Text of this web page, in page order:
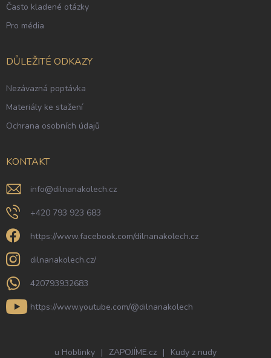
Často kladené otázky
Pro média
DŮLEŽITÉ ODKAZY
Nezávazná poptávka
Materiály ke stažení
Ochrana osobních údajů
KONTAKT
info@dilnanakolech.cz
+420 793 923 683
https://www.facebook.com/dilnanakolech.cz
dilnanakolech.cz/
420793932683
https://www.youtube.com/@dilnanakolech
u Hoblinky | ZAPOJÍME.cz | Kudy z nudy